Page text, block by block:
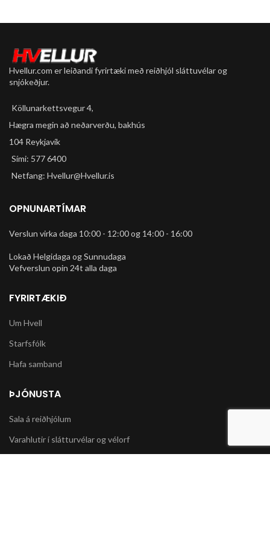
Hvellur.com er leiðandi fyrirtæki með reiðhjól sláttuvélar og
snjókeðjur.
Köllunarkettsvegur 4,
Hægra megin að neðarverðu, bakhús
104 Reykjavík
Sími: 577 6400
Netfang: Hvellur@Hvellur.is
OPNUNARTÍMAR
Verslun virka daga 10:00 - 12:00 og 14:00 - 16:00
Lokað Helgidaga og Sunnudaga
Vefverslun opin 24t alla daga
FYRIRTÆKIÐ
Um Hvell
Starfsfólk
Hafa samband
ÞJÓNUSTA
Sala á reiðhjólum
Varahlutir í slátturvélar og vélorf